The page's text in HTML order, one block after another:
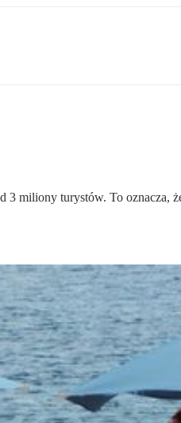
miliony turystów. To oznacza,